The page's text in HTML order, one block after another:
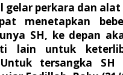
gelar perkara dan
menetapkan
SH, ke depan
lain untuk
tersangka SH